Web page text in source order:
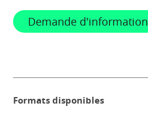
Demande d'information
Formats disponibles